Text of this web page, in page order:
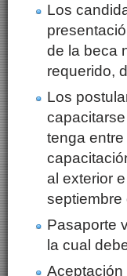
Los
de la beca
requerido,
Los
tenga
al exterior
septiembre
Pasaporte
la cual
Aceptación